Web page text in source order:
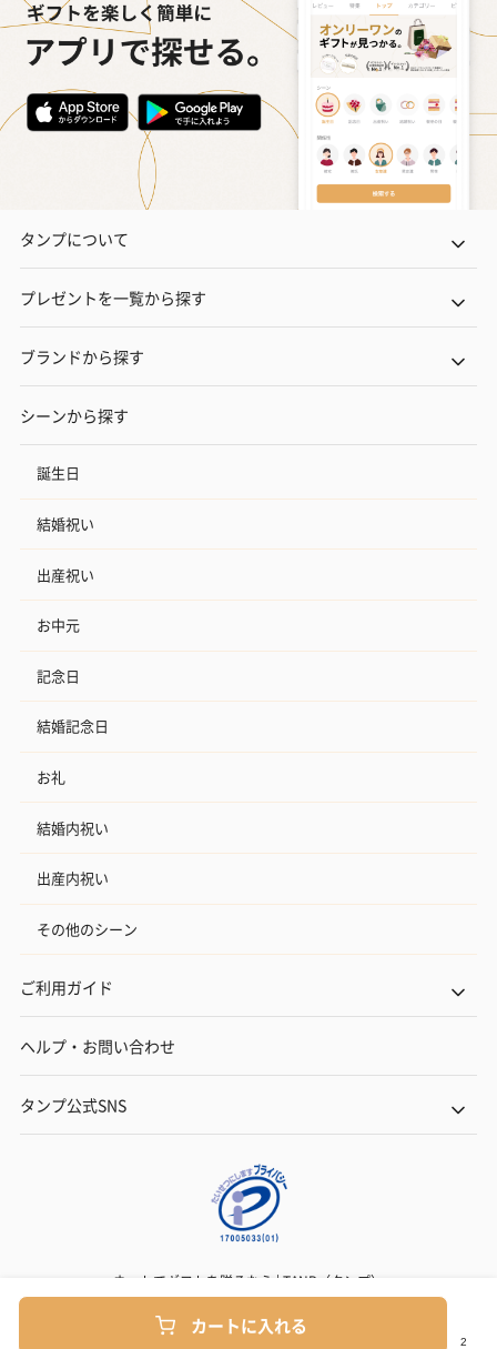
カートに入れる
タンプについて
プレゼントを一覧から探す
ブランドから探す
シーンから探す
誕生日
結婚祝い
出産祝い
お中元
記念日
結婚記念日
お礼
結婚内祝い
出産内祝い
その他のシーン
ご利用ガイド
ヘルプ・お問い合わせ
タンプ公式SNS
ネットでギフトを贈るなら | TANP（タンプ）